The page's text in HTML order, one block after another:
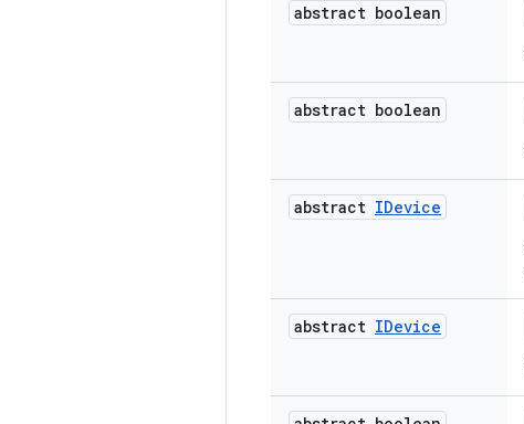
abstract boolean
abstract boolean
abstract IDevice
abstract IDevice